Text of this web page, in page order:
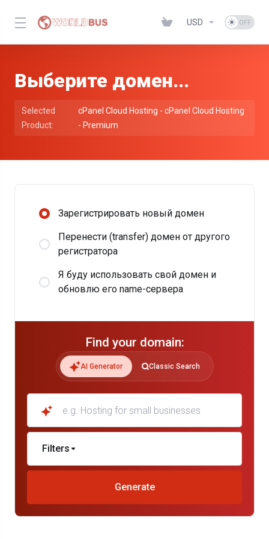
USD
Выберите домен...
Selected
Product:
cPanel Cloud Hosting - cPanel Cloud Hosting
- Premium
Зарегистрировать новый домен
Перенести (transfer) домен от другого
регистратора
Я буду использовать свой домен и
обновлю его name-сервера
Find your domain:
AI Generator Classic Search
Filters
Generate